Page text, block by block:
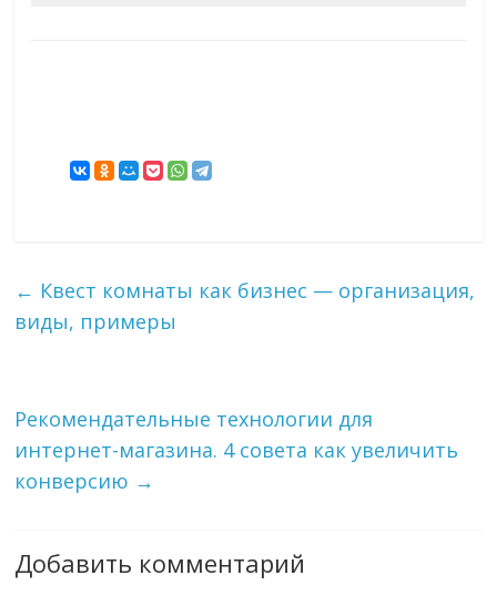
← Квест комнаты как бизнес — организация,
виды, примеры
Рекомендательные технологии для
интернет-магазина. 4 совета как увеличить
конверсию →
Добавить комментарий